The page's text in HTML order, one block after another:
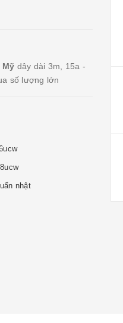
Mỹ dây dài 3m, 15a -
số lượng lớn
nhật